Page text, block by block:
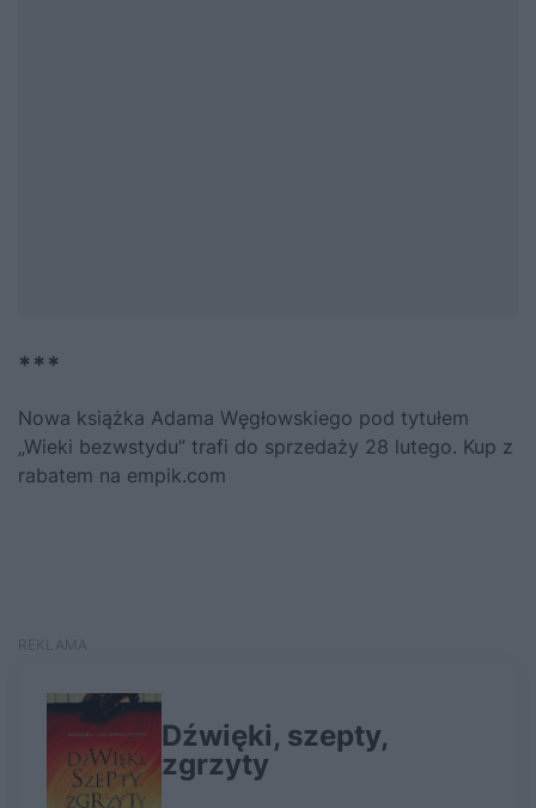
***
Nowa książka Adama Węgłowskiego pod tytułem
„Wieki bezwstydu” trafi do sprzedaży 28 lutego. Kup z
rabatem na empik.com